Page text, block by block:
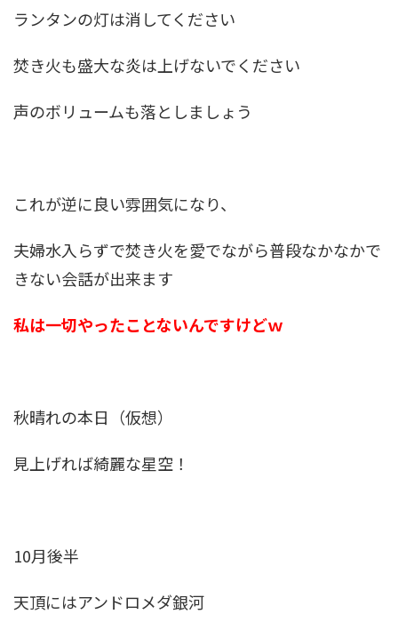
ランタンの灯は消してください
焚き火も盛大な炎は上げないでください
声のボリュームも落としましょう
これが逆に良い雰囲気になり、
夫婦水入らずで焚き火を愛でながら普段なかなかで
きない会話が出来ます
私は一切やったことないんですけどｗ
秋晴れの本日（仮想）
見上げれば綺麗な星空！
10月後半
天頂にはアンドロメダ銀河